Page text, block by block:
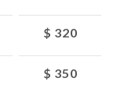
$ 320
$ 350